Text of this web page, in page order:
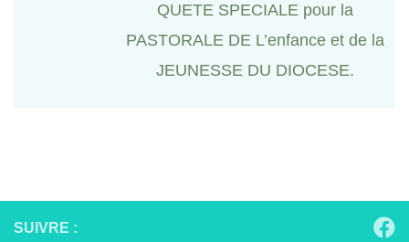
QUETE SPECIALE pour la
PASTORALE DE L’enfance et de la
JEUNESSE DU DIOCESE.
SUIVRE :